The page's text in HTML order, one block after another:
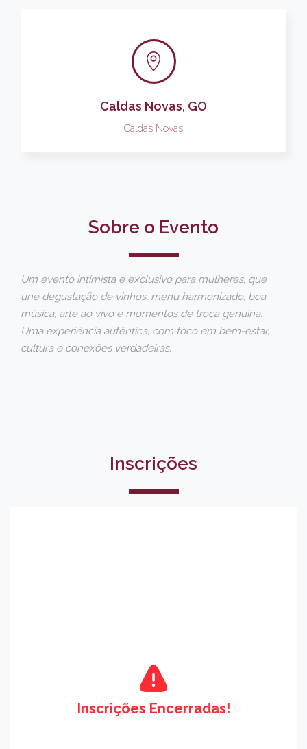
Caldas Novas, GO
Caldas Novas
Sobre o Evento
Um evento intimista e exclusivo para mulheres, que
une degustação de vinhos, menu harmonizado, boa
música, arte ao vivo e momentos de troca genuína.
Uma experiência autêntica, com foco em bem-estar,
cultura e conexões verdadeiras.
Inscrições
Inscrições Encerradas!